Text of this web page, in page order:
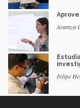
Arantza
Felipe